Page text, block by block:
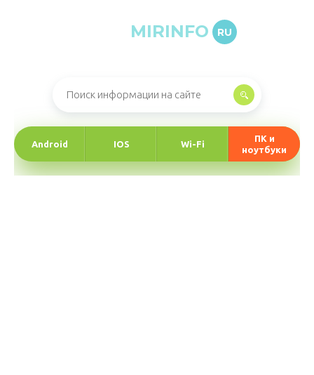
MIRINFO RU
Android IOS Wi-Fi
ПК и
ноутбуки